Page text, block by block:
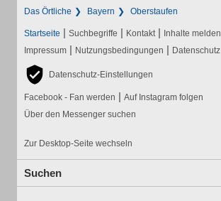
Das Örtliche Bayern Oberstaufen
Startseite | Suchbegriffe | Kontakt | Inhalte melden
Impressum | Nutzungsbedingungen | Datenschutz
Datenschutz-Einstellungen
Facebook - Fan werden | Auf Instagram folgen
Über den Messenger suchen
Zur Desktop-Seite wechseln
Suchen